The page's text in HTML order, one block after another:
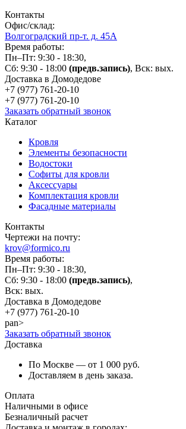
Контакты
Офис/склад:
Волгоградский пр-т. д. 45А
Время работы:
Пн–Пт: 9:30 - 18:30,
Сб: 9:30 - 18:00 (предв.запись), Вск: вых.
Доставка в Домодедове
+7 (977) 761-20-10
+7 (977) 761-20-10
Заказать обратный звонок
Каталог
Кровля
Элементы безопасности
Водостоки
Софиты для кровли
Аксессуары
Комплектация кровли
Фасадные материалы
Контакты
Чертежи на почту:
krov@formico.ru
Время работы:
Пн–Пт: 9:30 - 18:30,
Сб: 9:30 - 18:00 (предв.запись),
Вск: вых.
Доставка в Домодедове
+7 (977) 761-20-10
pan>
Заказать обратный звонок
Доставка
По Москве — от 1 000 руб.
Доставляем в день заказа.
Оплата
Наличными в офисе
Безналичный расчет